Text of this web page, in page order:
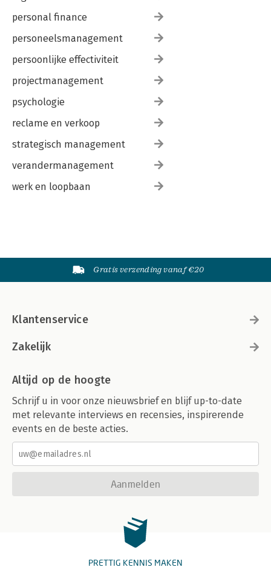
personal finance
personeelsmanagement
persoonlijke effectiviteit
projectmanagement
psychologie
reclame en verkoop
strategisch management
verandermanagement
werk en loopbaan
Gratis verzending vanaf €20
Klantenservice
Zakelijk
Altijd op de hoogte
Schrijf u in voor onze nieuwsbrief en blijf up-to-date
met relevante interviews en recensies, inspirerende
events en de beste acties.
Aanmelden
PRETTIG KENNIS MAKEN